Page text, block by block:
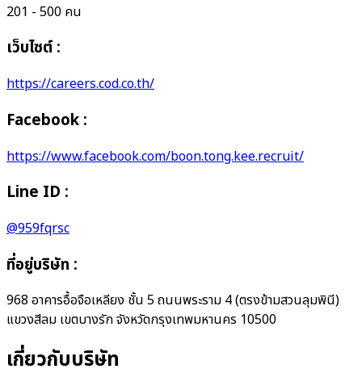
201 - 500 คน
เว็บไซต์ :
https://careers.cod.co.th/
Facebook :
https://www.facebook.com/boon.tong.kee.recruit/
Line ID :
@959fqrsc
ที่อยู่บริษัท :
968 อาคารอื้อจือเหลียง ชั้น 5 ถนนพระราม 4 (ตรงข้ามสวนลุมพินี)
แขวงสีลม เขตบางรัก จังหวัดกรุงเทพมหานคร 10500
เกี่ยวกับบริษัท